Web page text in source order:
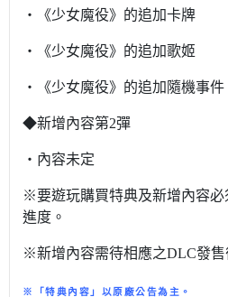
‧《少女魔役》的追加卡牌
‧《少女魔役》的追加歌姬
‧《少女魔役》的追加隨機事件
◆新增內容第2彈
‧內容未定
※要遊玩購買特典及新增內容必
進度。
※新增內容需待相應之DLC發售
※「特典內容」以原廠公告為主。